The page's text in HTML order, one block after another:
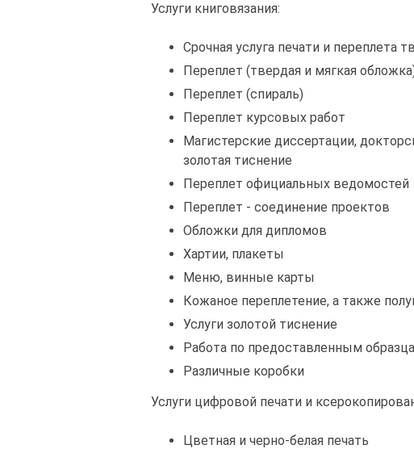
Услуги книговязания:
Срочная услуга печати и переплета
Переплет (твердая и мягкая
Переплет (спираль)
Переплет курсовых работ
Магистерские диссертации,
золотая тиснение
Переплет официальных ведомостей
Переплет - соединение проектов
Обложки для дипломов
Хартии, плакеты
Меню, винные карты
Кожаное переплетение, а также
Услуги золотой тиснение
Работа по предоставленным
Различные коробки
Услуги цифровой печати и
Цветная и черно-белая печать